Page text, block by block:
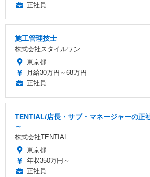
正社員
施工管理技士
株式会社スタイルワン
東京都
月給30万円～68万円
正社員
TENTIAL/店長・サブ・マネージャーの正
～
株式会社TENTIAL
東京都
年収350万円～
正社員